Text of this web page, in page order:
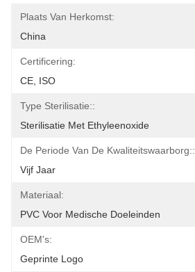
Plaats Van Herkomst:
China
Certificering:
CE, ISO
Type Sterilisatie::
Sterilisatie Met Ethyleenoxide
De Periode Van De Kwaliteitswaarborg::
Vijf Jaar
Materiaal:
PVC Voor Medische Doeleinden
OEM's:
Geprinte Logo